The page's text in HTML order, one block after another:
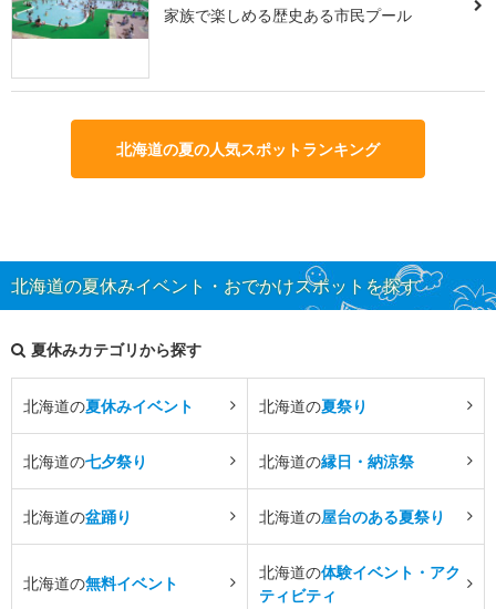
家族で楽しめる歴史ある市民プール
北海道の夏の人気スポットランキング
北海道の夏休みイベント・おでかけスポットを探す
夏休みカテゴリから探す
北海道の夏休みイベント 北海道の夏祭り
北海道の七夕祭り 北海道の縁日・納涼祭
北海道の盆踊り 北海道の屋台のある夏祭り
北海道の無料イベント
北海道の体験イベント・アク
ティビティ